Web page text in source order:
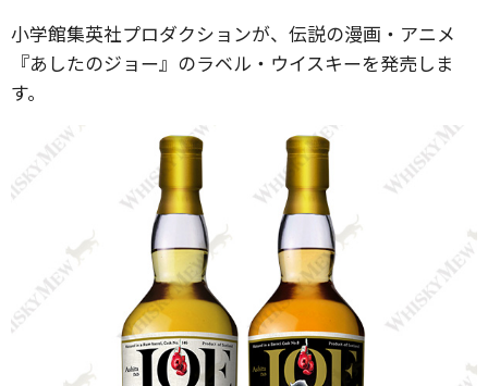
⼩学館集英社プロダクションが、伝説の漫画・アニメ
『あしたのジョー』のラベル・ウイスキーを発売しま
す。